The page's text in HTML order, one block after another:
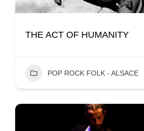
THE ACT OF HUMANITY
POP ROCK FOLK - ALSACE